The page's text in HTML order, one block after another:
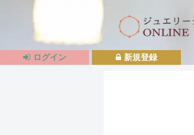
新規登録
ログイン